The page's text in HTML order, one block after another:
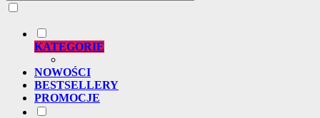
KATEGORIE
NOWOŚCI
BESTSELLERY
PROMOCJE